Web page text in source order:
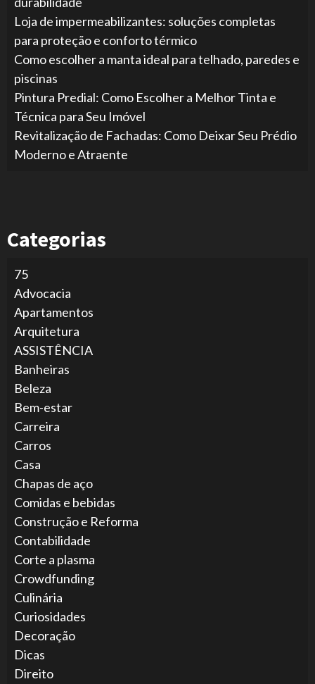
Loja de impermeabilizantes: soluções completas
para proteção e conforto térmico
Como escolher a manta ideal para telhado, paredes e
piscinas
Pintura Predial: Como Escolher a Melhor Tinta e
Técnica para Seu Imóvel
Revitalização de Fachadas: Como Deixar Seu Prédio
Moderno e Atraente
Categorias
75
Advocacia
Apartamentos
Arquitetura
ASSISTÊNCIA
Banheiras
Beleza
Bem-estar
Carreira
Carros
Casa
Chapas de aço
Comidas e bebidas
Construção e Reforma
Contabilidade
Corte a plasma
Crowdfunding
Culinária
Curiosidades
Decoração
Dicas
Direito